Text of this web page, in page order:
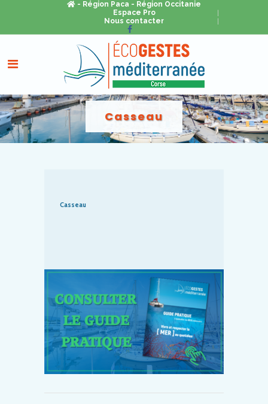
- Région Paca - Région Occitanie
Espace Pro
Nous contacter
Casseau
Casseau